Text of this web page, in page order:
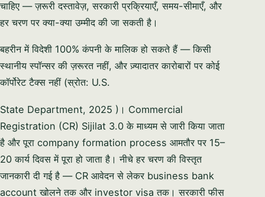
चाहिए — ज़रूरी दस्तावेज़, सरकारी प्रक्रियाएँ, समय-सीमाएँ, और
हर चरण पर क्या-क्या उम्मीद की जा सकती है।
बहरीन में विदेशी 100% कंपनी के मालिक हो सकते हैं — किसी
स्थानीय स्पॉन्सर की ज़रूरत नहीं, और ज़्यादातर कारोबारों पर कोई
कॉर्पोरेट टैक्स नहीं (स्रोत: U.S.
State Department, 2025 )। Commercial
Registration (CR) Sijilat 3.0 के माध्यम से जारी किया जाता
है और पूरा company formation process आमतौर पर 15–
20 कार्य दिवस में पूरा हो जाता है। नीचे हर चरण की विस्तृत
जानकारी दी गई है — CR आवेदन से लेकर business bank
account खोलने तक और investor visa तक। सरकारी फीस